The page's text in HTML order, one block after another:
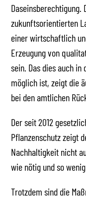
Daseinsberechtigung.
zukunftsorientierten
einer wirtschaftlich
Erzeugung von
sein. Das dies auch
möglich ist, zeigt die
bei den amtlichen
Der seit 2012
Pflanzenschutz zeigt
Nachhaltigkeit nicht
wie nötig und so
Trotzdem sind die